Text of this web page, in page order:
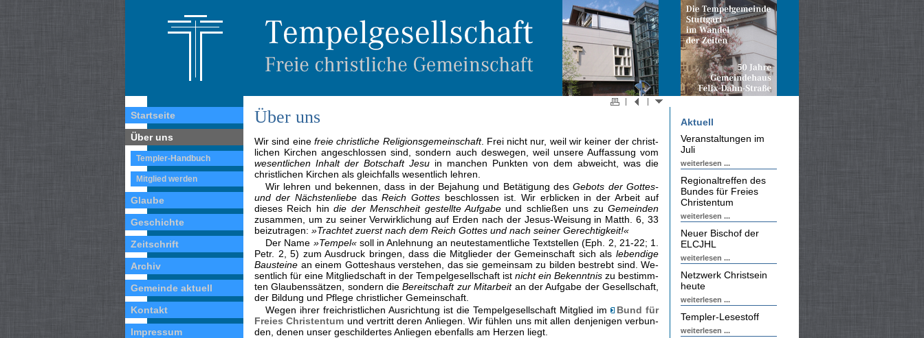
Startseite
Über uns
Templer-Handbuch
Mitglied werden
Glaube
Geschichte
Zeitschrift
Archiv
Gemeinde aktuell
Kontakt
Impressum
Über uns
Wir sind eine freie christliche Religionsgemeinschaft. Frei nicht nur, weil wir keiner der christ­
lichen Kirchen angeschlossen sind, sondern auch deswegen, weil unsere Auffassung vom
we­sentlichen Inhalt der Botschaft Jesu in manchen Punkten von dem abweicht, was die
christli­chen Kirchen als gleichfalls wesentlich lehren.
Wir lehren und bekennen, dass in der Bejahung und Betätigung desGebots der Gottes-
und der NächstenliebedasReich Gottes beschlossen ist. Wir erblicken in der Arbeit auf
dieses Reich hindie der Menschheit gestellte Aufgabeund schließen uns zuGemeinden
zusammen, um zu seiner Verwirklichung auf Erden nach der Jesus-Weisung in Matth. 6, 33
beizutragen: »Trachtet zuerst nach dem Reich Gottes und nach seiner Gerechtigkeit!«
Der Name »Tempel«soll in Anlehnung an neutestamentliche Textstellen (Eph. 2, 21-22; 1.
Petr. 2, 5) zum Ausdruck bringen, dass die Mitglieder der Gemeinschaft sich als lebendige
Bausteine an einem Gotteshaus verstehen, das sie gemeinsam zu bilden bestrebt sind. We­
sentlich für eine Mitgliedschaft in der Tempelgesellschaft ist nicht ein Bekenntniszu bestimm­
ten Glaubenssätzen, sondern dieBereitschaft zur Mitarbeitan der Aufgabe der Gesellschaft,
der Bildung und Pflege christlicher Gemeinschaft.
Wegen ihrer freichristlichen Ausrichtung ist die Tempelgesellschaft Mitglied im
Bund für
Freies Christentum und vertritt deren Anliegen. Wir fühlen uns mit allen denjenigen verbun­
den, denen unser geschildertes Anliegen ebenfalls am Herzen liegt.
Aktuell
Veranstaltungen im
Juli
weiterlesen ...
Regionaltreffen des
Bundes für Freies
Christentum
weiterlesen ...
Neuer Bischof der
ELCJHL
weiterlesen ...
Netzwerk Christsein
heute
weiterlesen ...
Templer-Lesestoff
weiterlesen ...